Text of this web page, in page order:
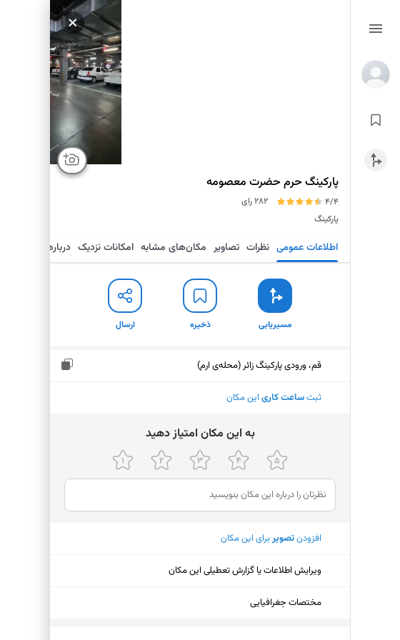
پارکینگ حرم حضرت معصومه
4/4
282 رای
پارکینگ
اطلاعات عمومی نظرات تصاویر مکان‌های مشابه امکانات نزدیک درباره
مسیریابی ذخیره ارسال
قم، ورودی پارکینگ زائر (محله‌ی ارم)
ثبتساعت کاری این مکان
ﺑﻪ اﯾﻦ ﻣﮑﺎن اﻣﺘﯿﺎز دﻫﯿﺪ
افزودنتصویربرای این مکان
ویرایش اطلاعات یا گزارش تعطیلی این مکان
مختصات جغرافیایی